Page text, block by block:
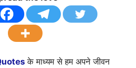
के माध्यम से हम अपने जीवन